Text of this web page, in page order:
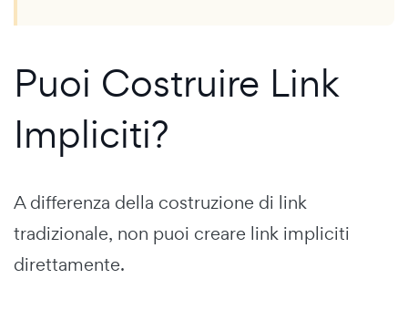
Puoi Costruire Link
Impliciti?
A differenza della costruzione di link
tradizionale, non puoi creare link impliciti
direttamente.